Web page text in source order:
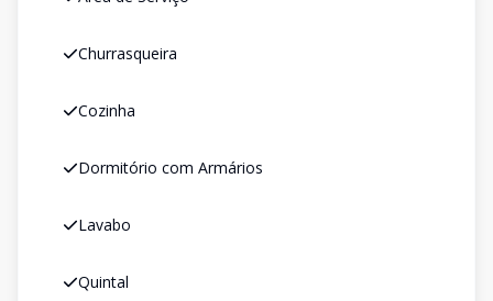
Churrasqueira
Cozinha
Dormitório com Armários
Lavabo
Quintal